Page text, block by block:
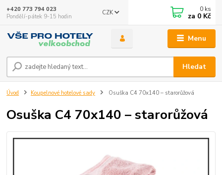
Menu
CZK
Hledat
+420 773 794 023
Pondělí-pátek 9-15 hodin
0 ks
za 0 Kč
Úvod Koupelnové hotelové sady Osuška C4 70x140 – starorůžová
Osuška C4 70x140 – starorůžová